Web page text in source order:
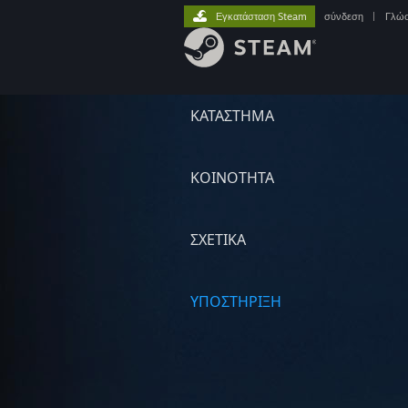
ΚΑΤΑΣΤΗΜΑ
ΚΟΙΝΟΤΗΤΑ
ΣΧΕΤΙΚΆ
ΥΠΟΣΤΗΡΙΞΗ
Εγκατάσταση Steam σύνδεση